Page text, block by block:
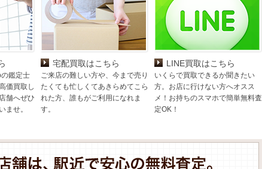
鑑定士
価買取し
舗へぜひ
ませ。
宅配買取はこちら
ご来店の難しい方や、今まで売り
たくても忙しくてあきらめてこら
れた方、誰もがご利用になれま
す。
LINE買取はこちら
いくらで買取できるか聞きたい
方。お店に行けない方へオスス
メ！お持ちのスマホで簡単無料査
定OK！